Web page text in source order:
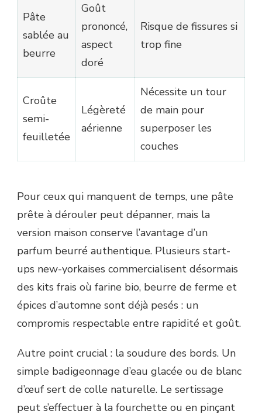
Pâte
sablée au
beurre
Goût
prononcé,
aspect
doré
Risque de fissures si
trop fine
Croûte
semi-
feuilletée
Légèreté
aérienne
Nécessite un tour
de main pour
superposer les
couches
Pour ceux qui manquent de temps, une pâte
prête à dérouler peut dépanner, mais la
version maison conserve l’avantage d’un
parfum beurré authentique. Plusieurs start-
ups new-yorkaises commercialisent désormais
des kits frais où farine bio, beurre de ferme et
épices d’automne sont déjà pesés : un
compromis respectable entre rapidité et goût.
Autre point crucial : la soudure des bords. Un
simple badigeonnage d’eau glacée ou de blanc
d’œuf sert de colle naturelle. Le sertissage
peut s’effectuer à la fourchette ou en pinçant